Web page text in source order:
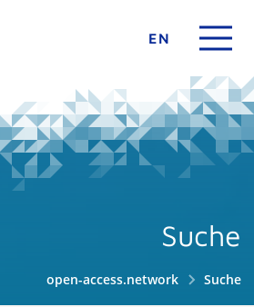
EN
Suche
open-access.network Suche